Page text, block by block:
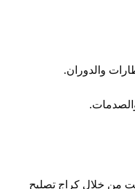
والدوران.
من خلال كراج تصليح